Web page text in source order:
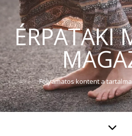
ÉRPATAKI
Folyamatos kontent a